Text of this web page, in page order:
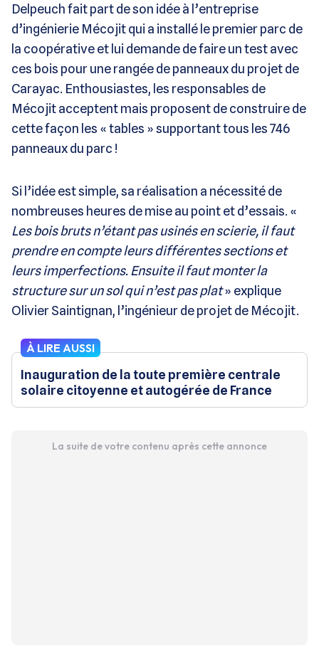
Delpeuch fait part de son idée à l’entreprise
d’ingénierie Mécojit qui a installé le premier parc de
la coopérative et lui demande de faire un test avec
ces bois pour une rangée de panneaux du projet de
Carayac. Enthousiastes, les responsables de
Mécojit acceptent mais proposent de construire de
cette façon les « tables » supportant tous les 746
panneaux du parc !
Si l’idée est simple, sa réalisation a nécessité de
nombreuses heures de mise au point et d’essais. «
Les bois bruts n’étant pas usinés en scierie, il faut
prendre en compte leurs différentes sections et
leurs imperfections. Ensuite il faut monter la
structure sur un sol qui n’est pas plat» explique
Olivier Saintignan, l’ingénieur de projet de Mécojit.
À LIRE AUSSI
Inauguration de la toute première centrale
solaire citoyenne et autogérée de France
La suite de votre contenu après cette annonce